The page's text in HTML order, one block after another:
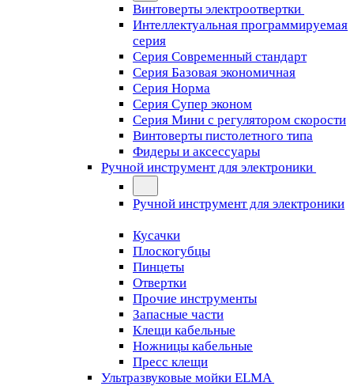
Винтоверты электроотвертки
Интеллектуальная программируемая
серия
Серия Современный стандарт
Серия Базовая экономичная
Серия Норма
Серия Cупер эконом
Серия Мини с регулятором скорости
Винтоверты пистолетного типа
Фидеры и аксессуары
Ручной инструмент для электроники
Ручной инструмент для электроники
Кусачки
Плоскогубцы
Пинцеты
Отвертки
Прочие инструменты
Запасные части
Клещи кабельные
Ножницы кабельные
Пресс клещи
Ультразвуковые мойки ELMA